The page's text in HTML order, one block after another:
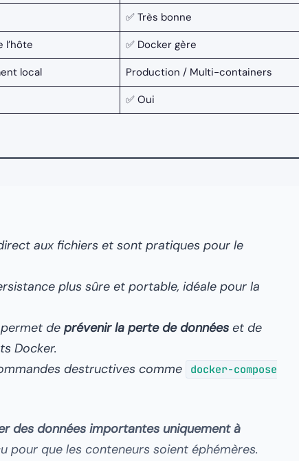
✅ Très bonne
l’hôte
✅ Docker gère
local
Production / Multi-containers
✅ Oui
aux fichiers et sont pratiques pour le
plus sûre et portable, idéale pour la
de prévenir la perte de données et de
Docker.
destructives comme
docker-compose
des données importantes uniquement à
pour que les conteneurs soient éphémères.